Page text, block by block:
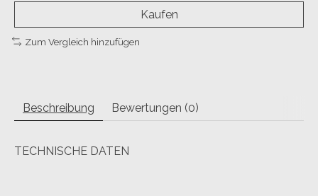
Kaufen
Zum Vergleich hinzufügen
Beschreibung Bewertungen (0)
TECHNISCHE DATEN